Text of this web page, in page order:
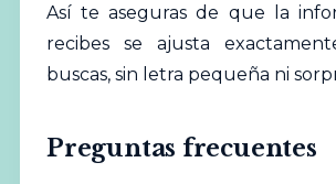
Así te aseguras de que la
recibes se ajusta
buscas, sin letra pequeña ni
Preguntas frecuentes